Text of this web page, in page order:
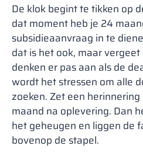
De klok begint te tikken op
dat moment heb je 24
subsidieaanvraag in te
dat is het ook, maar
denken er pas aan als de
wordt het stressen om alle
zoeken. Zet een
maand na oplevering. Dan
het geheugen en liggen de
bovenop de stapel.